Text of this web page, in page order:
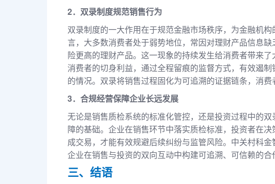
2．双录制度规范销售行为
双录制度的一大作用在于规范金融市场秩序，为金融机
言，大多数消费者处于弱势地位，常因对理财产品信息
险更高的理财产品。这一现象的持续发生给消费者带来
消费者的切身利益，通过全程留痕的监督方式，有效遏
的情况。双录将销售过程固化为可追溯的证据链条，消费
3．合规经营保障企业长远发展
无论是销售质检系统的标准化管控，还是投资过程中的
障的基础。企业在销售环节中落实质检标准，投资者在
成交易，才能有效规避后续纠纷与监管风险。中关村科
企业在销售与投资的双向互动中构建可追溯、可信赖的合
三、结语